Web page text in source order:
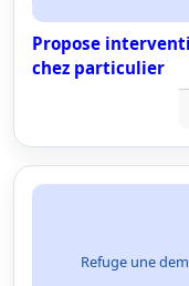
Propose
chez particulier
Refuge une